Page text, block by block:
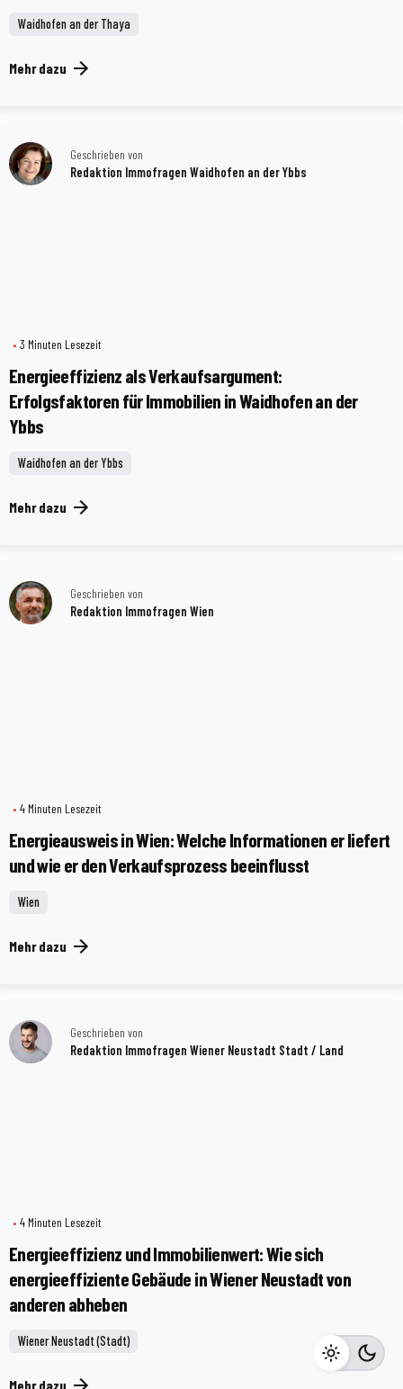
Waidhofen an der Thaya
Mehr dazu
Geschrieben von
Redaktion Immofragen Waidhofen an der Ybbs
3 Minuten Lesezeit
Energieeffizienz als Verkaufsargument:
Erfolgsfaktoren für Immobilien in Waidhofen an der
Ybbs
Waidhofen an der Ybbs
Mehr dazu
Geschrieben von
Redaktion Immofragen Wien
4 Minuten Lesezeit
Energieausweis in Wien: Welche Informationen er liefert
und wie er den Verkaufsprozess beeinflusst
Wien
Mehr dazu
Geschrieben von
Redaktion Immofragen Wiener Neustadt Stadt / Land
4 Minuten Lesezeit
Energieeffizienz und Immobilienwert: Wie sich
energieeffiziente Gebäude in Wiener Neustadt von
anderen abheben
Wiener Neustadt (Stadt)
Mehr dazu